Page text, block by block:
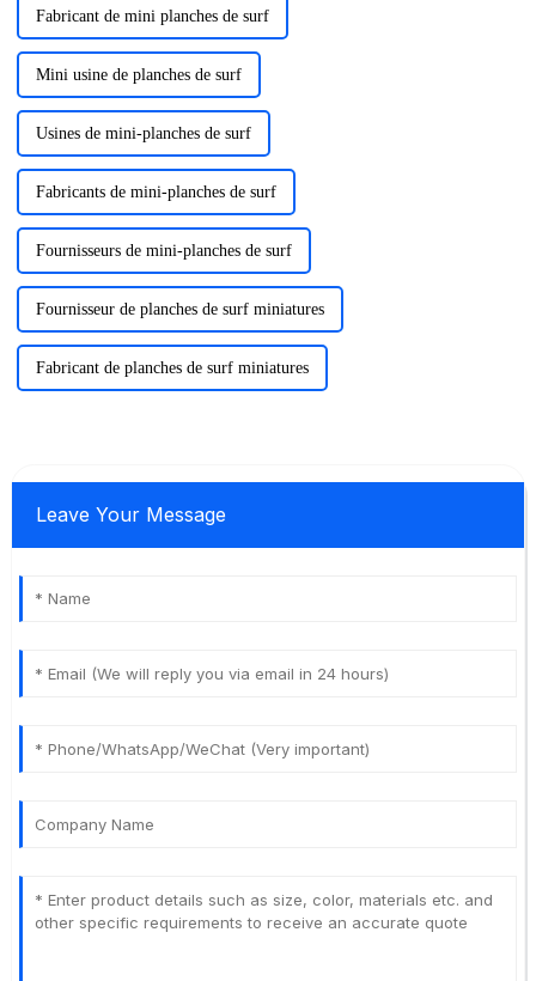
Fabricant de mini planches de surf
Mini usine de planches de surf
Usines de mini-planches de surf
Fabricants de mini-planches de surf
Fournisseurs de mini-planches de surf
Fournisseur de planches de surf miniatures
Fabricant de planches de surf miniatures
Leave Your Message